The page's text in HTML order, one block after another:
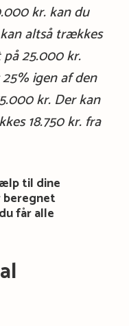
kr. kan du
altså trækkes
25.000 kr.
igen af den
kr. Der kan
18.750 kr. fra
til dine
beregnet
får alle